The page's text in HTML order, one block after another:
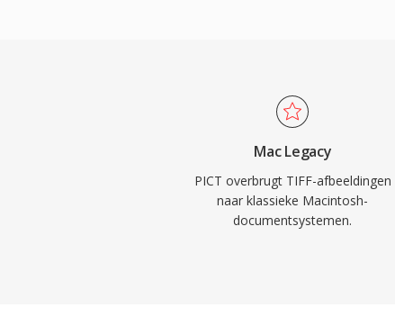
Mac Legacy
PICT overbrugt TIFF-afbeeldingen
naar klassieke Macintosh-
documentsystemen.